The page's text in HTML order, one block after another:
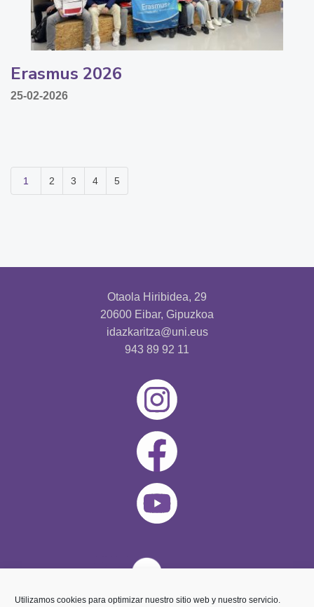
Utilizamos cookies para optimizar nuestro sitio web y nuestro servicio.
Erasmus 2026
25-02-2026
1 2 3 4 5
Otaola Hiribidea, 29
20600 Eibar, Gipuzkoa
idazkaritza@uni.eus
943 89 92 11